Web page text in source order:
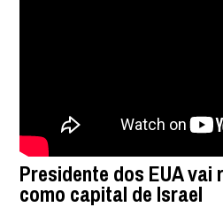
Presidente dos EUA vai
como capital de Israel